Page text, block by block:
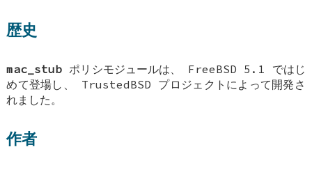
歴史
mac_stub ポリシモジュールは、 FreeBSD 5.1 ではじ
めて登場し、 TrustedBSD プロジェクトによって開発さ
れました。
作者